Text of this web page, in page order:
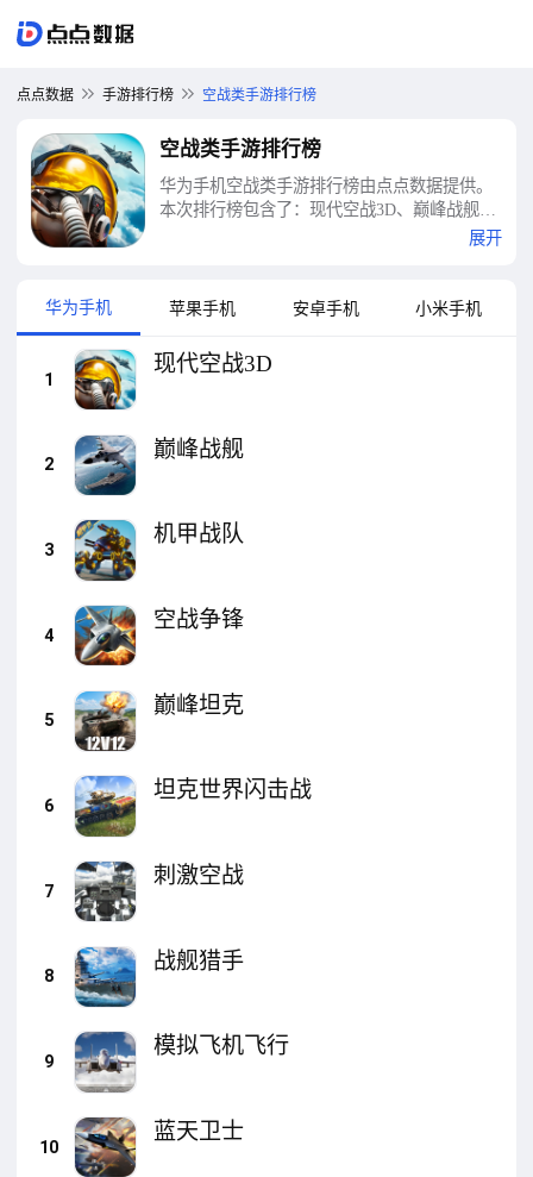
点点数据 手游排行榜 空战类手游排行榜
空战类手游排行榜
华为手机空战类手游排行榜由点点数据提供。
本次排行榜包含了：现代空战3D、巅峰战舰、
机甲战队、空战争锋、巅峰坦克、坦克世界闪
展开
华为手机 苹果手机 安卓手机 小米手机
1
现代空战3D
2
巅峰战舰
3
机甲战队
4
空战争锋
5
巅峰坦克
6
坦克世界闪击战
7
刺激空战
8
战舰猎手
9
模拟飞机飞行
10
蓝天卫士